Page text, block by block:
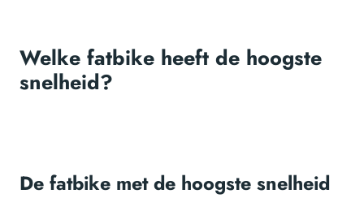
Welke fatbike heeft de hoogste
snelheid?
De fatbike met de hoogste snelheid